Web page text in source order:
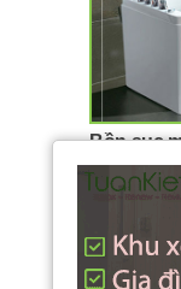
Bồn sục